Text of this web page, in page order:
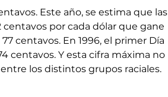
Este año, se estima que las
por cada dólar que gane
centavos. En 1996, el primer Día
centavos. Y esta cifra máxima no
los distintos grupos raciales.